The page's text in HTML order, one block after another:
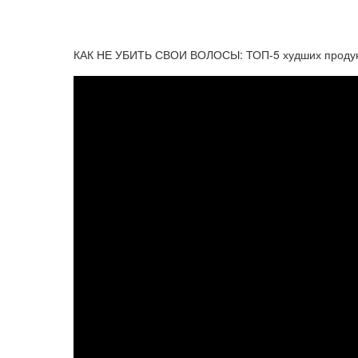
КАК НЕ УБИТЬ СВОИ ВОЛОСЫ: ТОП-5 худших